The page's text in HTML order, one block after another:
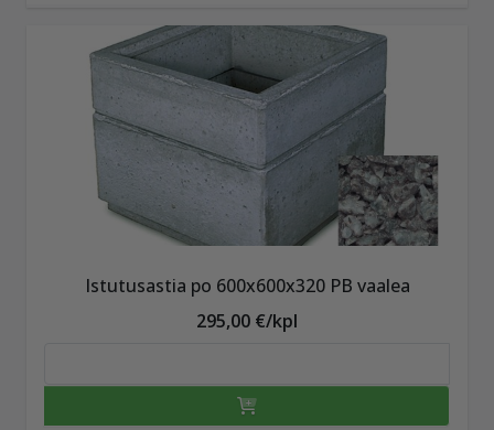
Istutusastia po 600x600x320 PB vaalea
295,00 €/kpl